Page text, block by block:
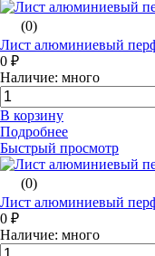
(0)
Лист алюминиевый
0 ₽
Наличие: много
В корзину
Подробнее
Быстрый просмотр
(0)
Лист алюминиевый
0 ₽
Наличие: много